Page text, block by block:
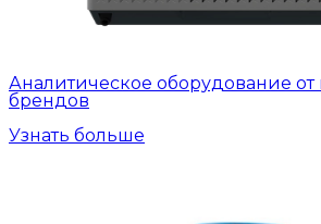
Аналитическое оборудование от
брендов
Узнать больше